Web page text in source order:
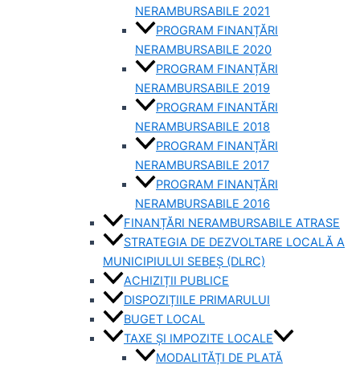
NERAMBURSABILE 2021
PROGRAM FINANȚĂRI
NERAMBURSABILE 2020
PROGRAM FINANȚĂRI
NERAMBURSABILE 2019
PROGRAM FINANTĂRI
NERAMBURSABILE 2018
PROGRAM FINANȚĂRI
NERAMBURSABILE 2017
PROGRAM FINANȚĂRI
NERAMBURSABILE 2016
FINANȚĂRI NERAMBURSABILE ATRASE
STRATEGIA DE DEZVOLTARE LOCALĂ A
MUNICIPIULUI SEBEȘ (DLRC)
ACHIZIȚII PUBLICE
DISPOZIȚIILE PRIMARULUI
BUGET LOCAL
TAXE ȘI IMPOZITE LOCALE
MODALITĂȚI DE PLATĂ